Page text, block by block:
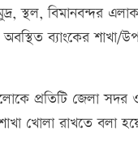
স্থল, বিমানবন্দর
ব্যাংকের শাখা/
প্রতিটি জেলা
খোলা রাখতে বলা